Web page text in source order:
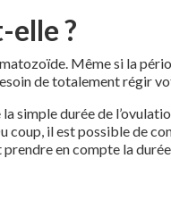
elle ?
Même si la
de totalement régir
simple durée de
coup, il est possible de
en compte la